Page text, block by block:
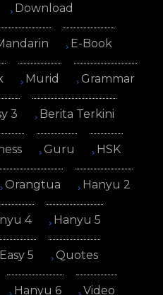
Download
E-Book
Murid Grammar
3 Berita Terkini
Guru HSK
Orangtua Hanyu 2
4 Hanyu 5
5 Quotes
Hanyu 6 Video